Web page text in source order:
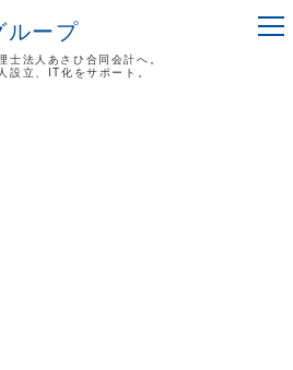
ループ
法人あさひ合同会計へ。
設立、IT化をサポート。